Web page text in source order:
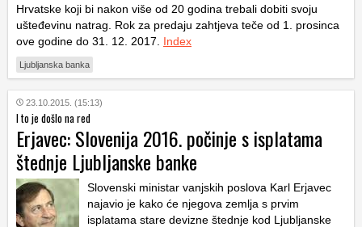
Hrvatske koji bi nakon više od 20 godina trebali dobiti svoju
ušteđevinu natrag. Rok za predaju zahtjeva teče od 1. prosinca
ove godine do 31. 12. 2017. Index
Ljubljanska banka
23.10.2015. (15:13)
I to je došlo na red
Erjavec: Slovenija 2016. počinje s isplatama
štednje Ljubljanske banke
Slovenski ministar vanjskih poslova Karl Erjavec
najavio je kako će njegova zemlja s prvim
isplatama stare devizne štednje kod Ljubljanske